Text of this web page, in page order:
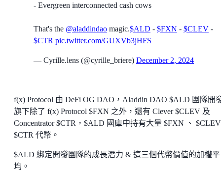
- Evergreen interconnected cash cows
That's the @aladdindao magic.$ALD - $FXN - $CLEV -
$CTR pic.twitter.com/GUXVb3jHFS
— Cyrille.lens (@cyrille_briere) December 2, 2024
f(x) Protocol 由 DeFi OG DAO，Aladdin DAO $ALD 團隊開
旗下除了 f(x) Protocol $FXN 之外，還有 Clever $CLEV 及
Concentrator $CTR，$ALD 國庫中持有大量 $FXN 、
$CTR 代幣。
$ALD 綁定開發團隊的成長潛力 & 這三個代幣價值的加權平
均。